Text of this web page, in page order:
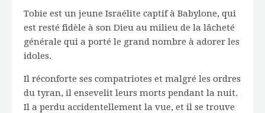
Tobie est un jeune Israélite captif à Babylone, qui
est resté fidèle à son Dieu au milieu de la lâcheté
générale qui a porté le grand nombre à adorer les
idoles.
Il réconforte ses compatriotes et malgré les ordres
du tyran, il ensevelit leurs morts pendant la nuit.
Il a perdu accidentellement la vue, et il se trouve